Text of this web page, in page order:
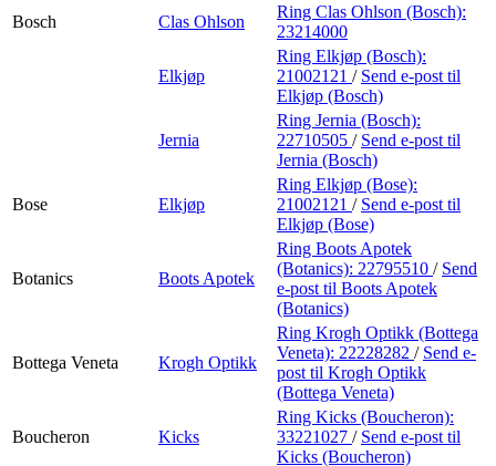
Bosch
Clas Ohlson
Ring Clas Ohlson (Bosch):
23214000
Elkjøp
Ring Elkjøp (Bosch):
21002121 / Send e-post til
Elkjøp (Bosch)
Jernia
Ring Jernia (Bosch):
22710505 / Send e-post til
Jernia (Bosch)
Bose Elkjøp
Ring Elkjøp (Bose):
21002121 / Send e-post til
Elkjøp (Bose)
Botanics Boots Apotek
Ring Boots Apotek
(Botanics): 22795510 / Send
e-post til Boots Apotek
(Botanics)
Bottega Veneta Krogh Optikk
Ring Krogh Optikk (Bottega
Veneta): 22228282 / Send e-
post til Krogh Optikk
(Bottega Veneta)
Boucheron Kicks
Ring Kicks (Boucheron):
33221027 / Send e-post til
Kicks (Boucheron)